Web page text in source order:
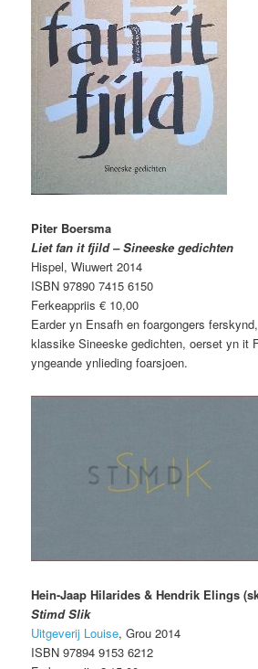
Piter Boersma
Liet fan it fjild – Sineeske gedichten
Hispel, Wiuwert 2014
ISBN 97890 7415 6150
Ferkeappriis € 10,00
Earder yn Ensafh en foargongers
klassike Sineeske gedichten, oerset yn it
yngeande ynlieding foarsjoen.
Hein-Jaap Hilarides & Hendrik Elings
Stimd Slik
Uitgeverij Louise, Grou 2014
ISBN 97894 9153 6212